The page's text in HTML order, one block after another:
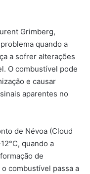
Grimberg,
quando a
a sofrer alterações
O combustível pode
e causar
aparentes no
de Névoa (Cloud
quando a
de
combustível passa a